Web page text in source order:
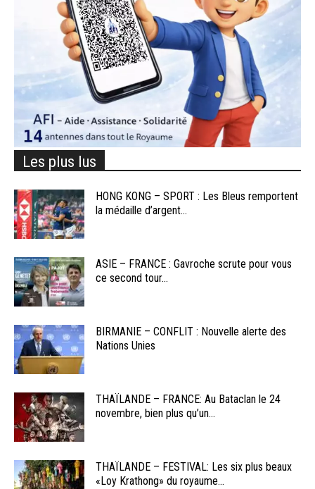
Les plus lus
HONG KONG – SPORT : Les Bleus remportent
la médaille d’argent...
ASIE – FRANCE : Gavroche scrute pour vous
ce second tour...
BIRMANIE – CONFLIT : Nouvelle alerte des
Nations Unies
THAÏLANDE – FRANCE: Au Bataclan le 24
novembre, bien plus qu’un...
THAÏLANDE – FESTIVAL: Les six plus beaux
«Loy Krathong» du royaume...